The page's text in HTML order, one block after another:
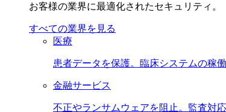
お客様の業界に最適化されたセキュリティ。
すべての業界を見る
医療
患者データを保護。臨床システムの稼働
金融サービス
不正やランサムウェアを阻止。監査対応